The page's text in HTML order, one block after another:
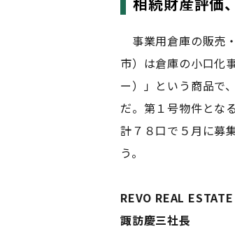
事業用倉庫の販売
市）は倉庫の小口化
ー）」という商品で
だ。第１号物件とな
計７８口で５月に募
う。
REVO REAL ESTATE
諏訪慶三社長